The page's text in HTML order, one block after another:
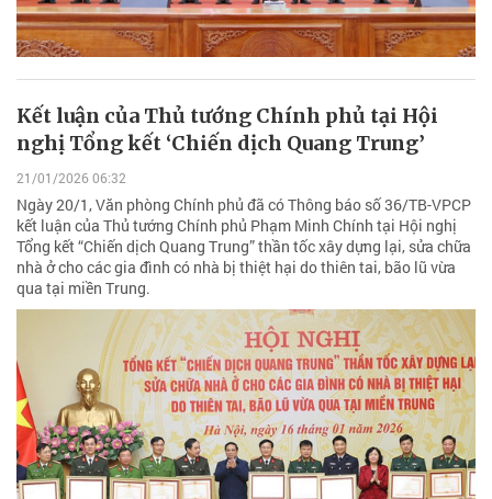
Kết luận của Thủ tướng Chính phủ tại Hội
nghị Tổng kết ‘Chiến dịch Quang Trung’
21/01/2026 06:32
Ngày 20/1, Văn phòng Chính phủ đã có Thông báo số 36/TB-VPCP
kết luận của Thủ tướng Chính phủ Phạm Minh Chính tại Hội nghị
Tổng kết “Chiến dịch Quang Trung” thần tốc xây dựng lại, sửa chữa
nhà ở cho các gia đình có nhà bị thiệt hại do thiên tai, bão lũ vừa
qua tại miền Trung.